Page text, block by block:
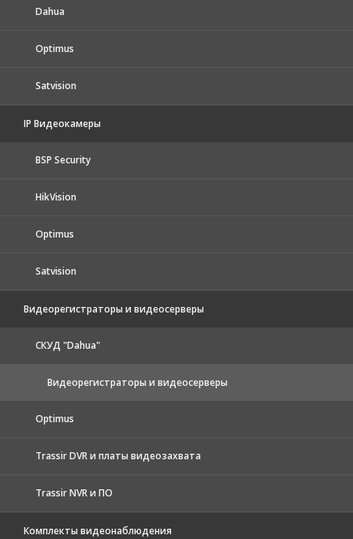
Dahua
Optimus
Satvision
IP Видеокамеры
BSP Security
HikVision
Optimus
Satvision
Видеорегистраторы и видеосерверы
CКУД "Dahua"
Видеорегистраторы и видеосерверы
Optimus
Trassir DVR и платы видеозахвата
Trassir NVR и ПО
Комплекты видеонаблюдения